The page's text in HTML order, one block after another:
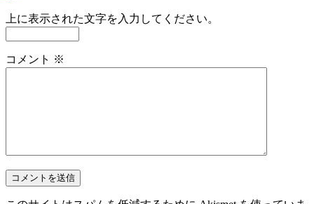
上に表示された文字を入力してください。
コメント ※